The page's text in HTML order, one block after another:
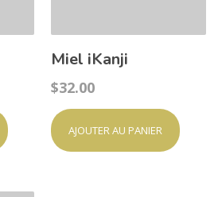
Miel iKanji
$32.00
AJOUTER AU PANIER